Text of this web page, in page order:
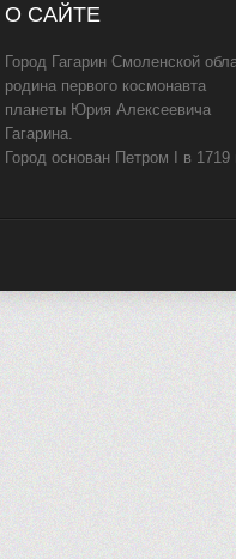
О САЙТЕ
Город Гагарин Смоленской
родина первого космонавта
планеты Юрия Алексеевича
Гагарина.
Город основан Петром I в 1719